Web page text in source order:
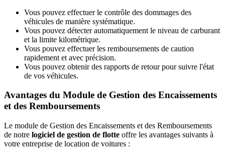
Vous pouvez effectuer le contrôle des dommages des
véhicules de manière systématique.
Vous pouvez détecter automatiquement le niveau de carburant
et la limite kilométrique.
Vous pouvez effectuer les remboursements de caution
rapidement et avec précision.
Vous pouvez obtenir des rapports de retour pour suivre l'état
de vos véhicules.
Avantages du Module de Gestion des Encaissements
et des Remboursements
Le module de Gestion des Encaissements et des Remboursements
de notre logiciel de gestion de flotte offre les avantages suivants à
votre entreprise de location de voitures :